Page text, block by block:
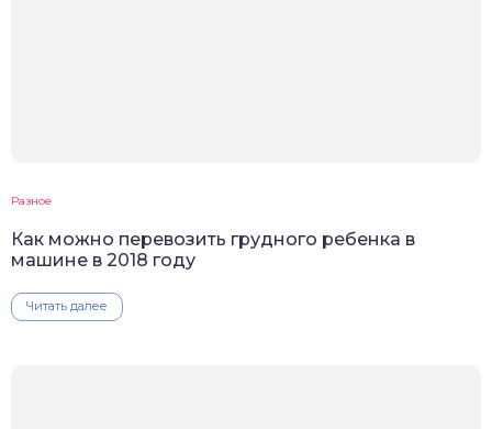
Разное
Как можно перевозить грудного ребенка в
машине в 2018 году
Читать далее